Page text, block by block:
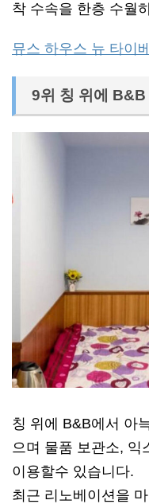
착 수속을 한층 수월
뮤스 하우스 뉴 타이
9위 칭 위에 B&B
칭 위에 B&B에서 아
으며 물품 보관소, 익
이용할수 있습니다.
최근 리노베이션을